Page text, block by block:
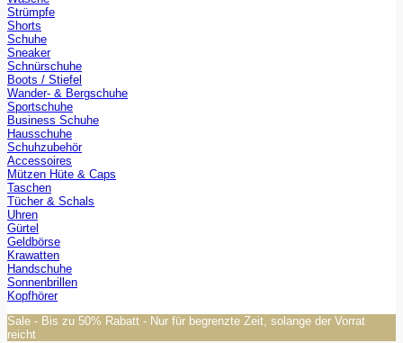
Strümpfe
Shorts
Schuhe
Sneaker
Schnürschuhe
Boots / Stiefel
Wander- & Bergschuhe
Sportschuhe
Business Schuhe
Hausschuhe
Schuhzubehör
Accessoires
Mützen Hüte & Caps
Taschen
Tücher & Schals
Uhren
Gürtel
Geldbörse
Krawatten
Handschuhe
Sonnenbrillen
Kopfhörer
Sale - Bis zu 50% Rabatt - Nur für begrenzte Zeit, solange der Vorrat
reicht